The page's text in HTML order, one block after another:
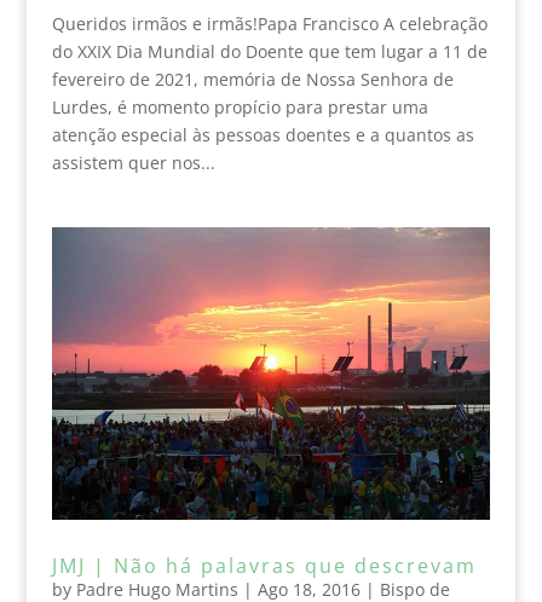
Queridos irmãos e irmãs!Papa Francisco A celebração
do XXIX Dia Mundial do Doente que tem lugar a 11 de
fevereiro de 2021, memória de Nossa Senhora de
Lurdes, é momento propício para prestar uma
atenção especial às pessoas doentes e a quantos as
assistem quer nos...
JMJ | Não há palavras que descrevam
by Padre Hugo Martins | Ago 18, 2016| Bispo de